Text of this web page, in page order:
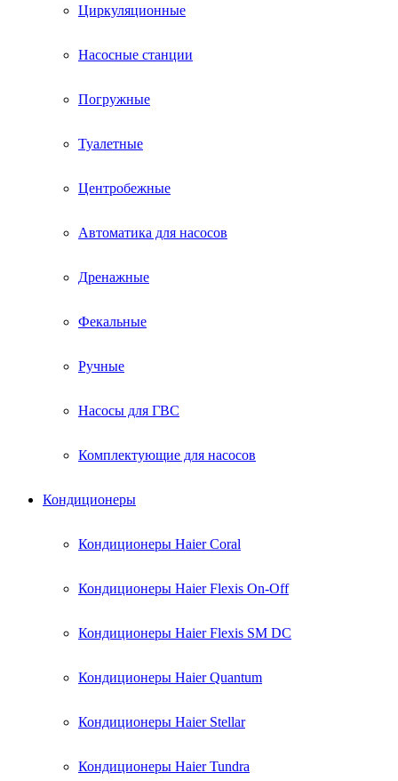
Циркуляционные
Насосные станции
Погружные
Туалетные
Центробежные
Автоматика для насосов
Дренажные
Фекальные
Ручные
Насосы для ГВС
Комплектующие для насосов
Кондиционеры
Кондиционеры Haier Coral
Кондиционеры Haier Flexis On-Off
Кондиционеры Haier Flexis SM DC
Кондиционеры Haier Quantum
Кондиционеры Haier Stellar
Кондиционеры Haier Tundra